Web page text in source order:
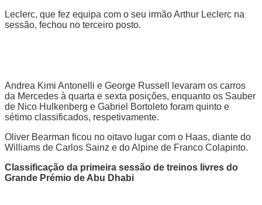
Leclerc, que fez equipa com o seu irmão Arthur Leclerc na
sessão, fechou no terceiro posto.
Andrea Kimi Antonelli e George Russell levaram os carros
da Mercedes à quarta e sexta posições, enquanto os Sauber
de Nico Hulkenberg e Gabriel Bortoleto foram quinto e
sétimo classificados, respetivamente.
Oliver Bearman ficou no oitavo lugar com o Haas, diante do
Williams de Carlos Sainz e do Alpine de Franco Colapinto.
Classificação da primeira sessão de treinos livres do
Grande Prémio de Abu Dhabi